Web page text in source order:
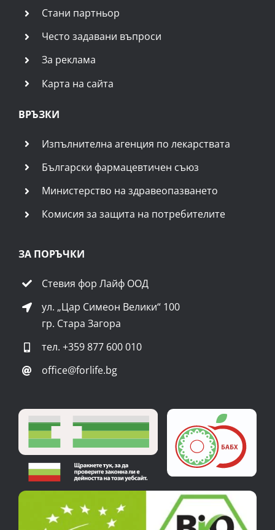
Стани партньор
Често задавани въпроси
За реклама
Карта на сайта
ВРЪЗКИ
Изпълнителна агенция по лекарствата
Български фармацевтичен съюз
Министерство на здравеопазването
Комисия за защита на потребителите
ЗА ПОРЪЧКИ
Стевия фор Лайф ООД
ул. „Цар Симеон Велики“ 100
гр. Стара Загора
тел.+359 877 600 010
office@forlife.bg